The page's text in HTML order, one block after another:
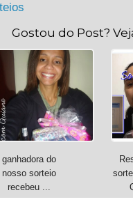
Gostou do Post?
ganhadora do
nosso sorteio
recebeu ...